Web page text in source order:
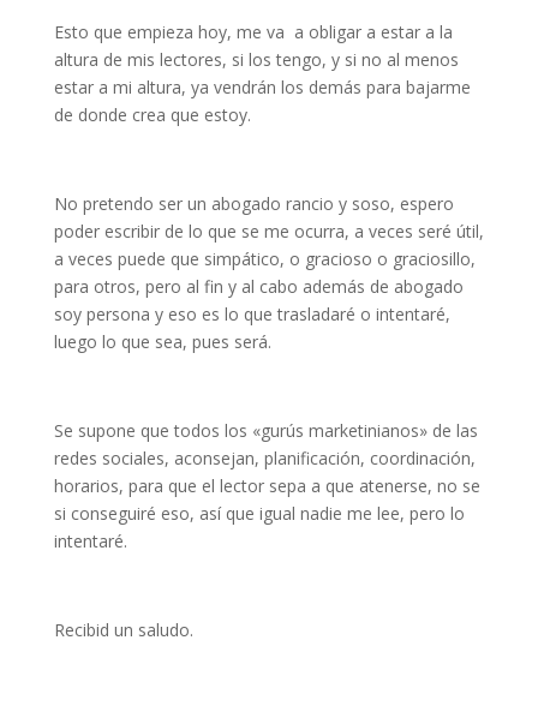
Esto que empieza hoy, me va a obligar a estar a la
altura de mis lectores, si los tengo, y si no al menos
estar a mi altura, ya vendrán los demás para bajarme
de donde crea que estoy.
No pretendo ser un abogado rancio y soso, espero
poder escribir de lo que se me ocurra, a veces seré útil,
a veces puede que simpático, o gracioso o graciosillo,
para otros, pero al fin y al cabo además de abogado
soy persona y eso es lo que trasladaré o intentaré,
luego lo que sea, pues será.
Se supone que todos los «gurús marketinianos» de las
redes sociales, aconsejan, planificación, coordinación,
horarios, para que el lector sepa a que atenerse, no se
si conseguiré eso, así que igual nadie me lee, pero lo
intentaré.
Recibid un saludo.